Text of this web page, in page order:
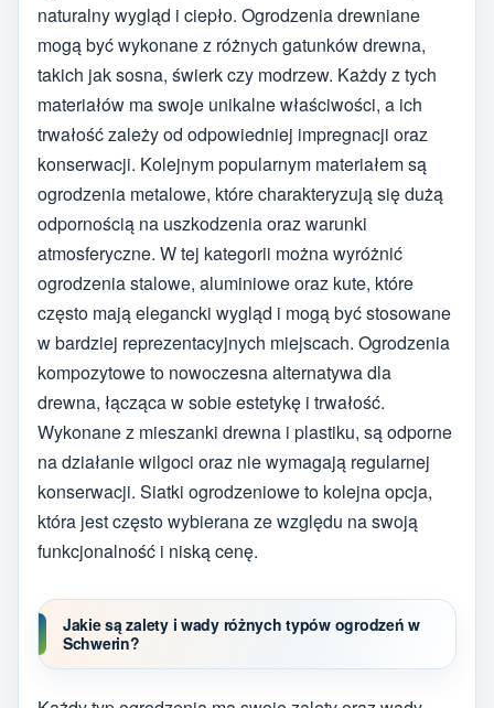
naturalny wygląd i ciepło. Ogrodzenia drewniane
mogą być wykonane z różnych gatunków drewna,
takich jak sosna, świerk czy modrzew. Każdy z tych
materiałów ma swoje unikalne właściwości, a ich
trwałość zależy od odpowiedniej impregnacji oraz
konserwacji. Kolejnym popularnym materiałem są
ogrodzenia metalowe, które charakteryzują się dużą
odpornością na uszkodzenia oraz warunki
atmosferyczne. W tej kategorii można wyróżnić
ogrodzenia stalowe, aluminiowe oraz kute, które
często mają elegancki wygląd i mogą być stosowane
w bardziej reprezentacyjnych miejscach. Ogrodzenia
kompozytowe to nowoczesna alternatywa dla
drewna, łącząca w sobie estetykę i trwałość.
Wykonane z mieszanki drewna i plastiku, są odporne
na działanie wilgoci oraz nie wymagają regularnej
konserwacji. Siatki ogrodzeniowe to kolejna opcja,
która jest często wybierana ze względu na swoją
funkcjonalność i niską cenę.
Jakie są zalety i wady różnych typów ogrodzeń w
Schwerin?